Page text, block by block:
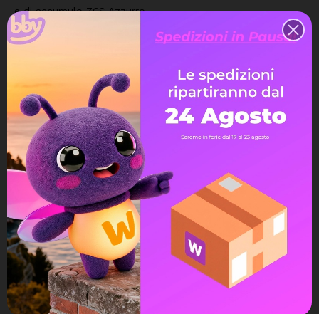
e di accumulo ZCS Azzurro.
L'intera gamma è dotata dell'innovativo sistema ZCS
energia e predire le necessità energetiche per il miglior
utilizzo dei veicoli elettrici, degli impianti fotovoltaici e dei
sistemi di accumulo.
Con ZCS Predictive Energy Intelligence è possibile:
1- Prevedere la quantità di potenza prodotta in base alle
previsioni meteo.
2- Ripartire opportunamente l'energia prodotta fra auto e
abitazione, in base alle necessità dell'utente e ai km da
percorrere.
3- Ottimizzare il prelievo di energia dalla rete.
DATI TECNICI
3PH 22KW